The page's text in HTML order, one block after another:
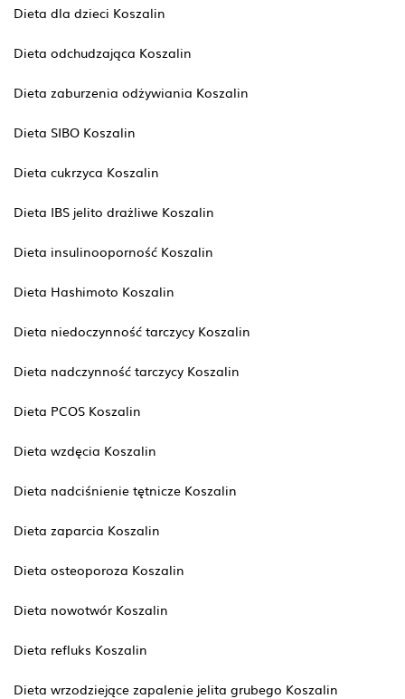
Dieta dla dzieci Koszalin
Dieta odchudzająca Koszalin
Dieta zaburzenia odżywiania Koszalin
Dieta SIBO Koszalin
Dieta cukrzyca Koszalin
Dieta IBS jelito drażliwe Koszalin
Dieta insulinooporność Koszalin
Dieta Hashimoto Koszalin
Dieta niedoczynność tarczycy Koszalin
Dieta nadczynność tarczycy Koszalin
Dieta PCOS Koszalin
Dieta wzdęcia Koszalin
Dieta nadciśnienie tętnicze Koszalin
Dieta zaparcia Koszalin
Dieta osteoporoza Koszalin
Dieta nowotwór Koszalin
Dieta refluks Koszalin
Dieta wrzodziejące zapalenie jelita grubego Koszalin